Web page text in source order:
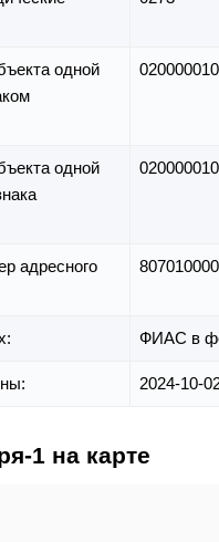
одной
одной
адресного
ФИАС в
2024-10-
1 на карте